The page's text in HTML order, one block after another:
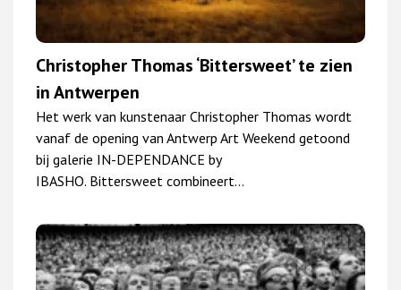
Christopher Thomas ‘Bittersweet’ te zien
in Antwerpen
Het werk van kunstenaar Christopher Thomas wordt
vanaf de opening van Antwerp Art Weekend getoond
bij galerie IN-DEPENDANCE by
IBASHO. Bittersweet combineert…